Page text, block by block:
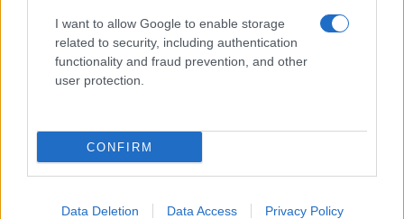
I want to allow Google to enable storage
related to security, including authentication
functionality and fraud prevention, and other
user protection.
CONFIRM
Data Deletion Data Access Privacy Policy
Android már évek óta olyan intelligens funkciókat kínál,
amelyek maguktól dolgoznak a háttérben.
sokan mégsem tudnak róla
2026.07.12
Az Edge Panel az egyik leghasznosabb funkció, amely
miközben a Pixel telefonokból továbbra is hiányzik.